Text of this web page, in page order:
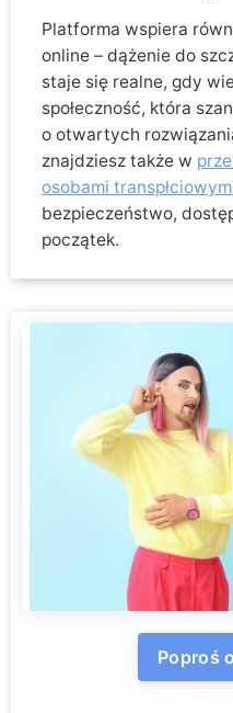
Platforma wspiera
online – dążenie do
staje się realne, gdy
społeczność, która
o otwartych
znajdziesz także w
osobami
bezpieczeństwo,
początek.
Poproś